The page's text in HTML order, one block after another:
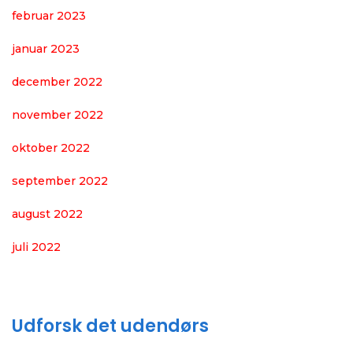
februar 2023
januar 2023
december 2022
november 2022
oktober 2022
september 2022
august 2022
juli 2022
Udforsk det udendørs